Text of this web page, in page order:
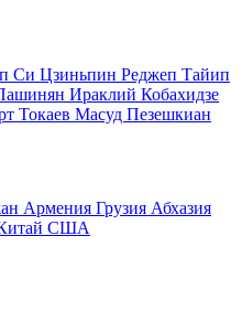
Си Цзиньпин Реджеп Тайип
Ираклий Кобахидзе
Токаев Масуд Пезешкиан
Армения Грузия Абхазия
США